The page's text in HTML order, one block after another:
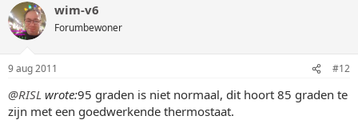
wim-v6
Forumbewoner
9 aug 2011 #12
@RISL wrote:95 graden is niet normaal, dit hoort 85 graden te
zijn met een goedwerkende thermostaat.